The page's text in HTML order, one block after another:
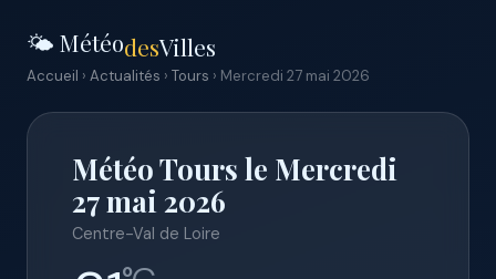
🌤️ MétéodesVilles
Accueil › Actualités › Tours › Mercredi 27 mai 2026
Météo Tours le Mercredi
27 mai 2026
Centre-Val de Loire